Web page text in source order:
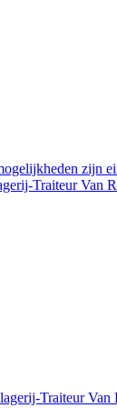
zijn
Traiteur Van
Traiteur Van